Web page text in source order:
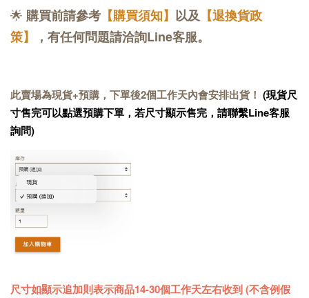
🌟 購買前請參考 【購買須知】 以及 【退換貨政
策】
，有任何問題請洽詢Line客服。
此賣場為現貨+預購，下單後2個工作天內會安排出貨！ (現貨尺
寸售完可以點選預購下單，若尺寸顯示售完，請聯繫Line客服
詢問)
尺寸如顯示追加則表示商品14-30個工作天左右收到 (不含例假